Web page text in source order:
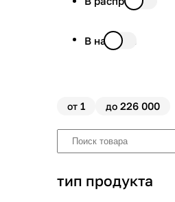
В наличии
от 1 до 226 000
тип продукта